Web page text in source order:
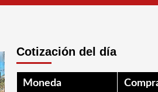
Cotización del día
Moneda